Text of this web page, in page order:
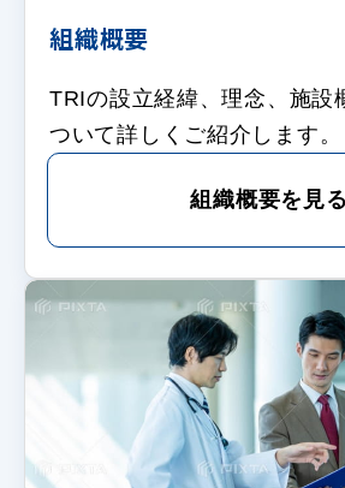
組織概要
TRIの設立経緯、理念、施設
ついて詳しくご紹介します。
組織概要を見る